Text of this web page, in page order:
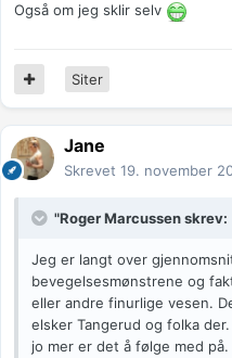
Også om jeg sklir selv
Siter
Jane
Skrevet 19. november
"Roger Marcussen skrev:
Jeg er langt over
bevegelsesmønstrene og
eller andre finurlige vesen.
elsker Tangerud og folka
jo mer er det å følge med